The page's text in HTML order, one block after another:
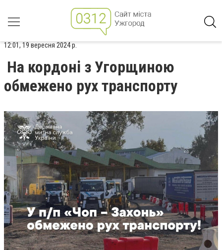
12:01, 19 вересня 2024 р.
На кордоні з Угорщиною
обмежено рух транспорту